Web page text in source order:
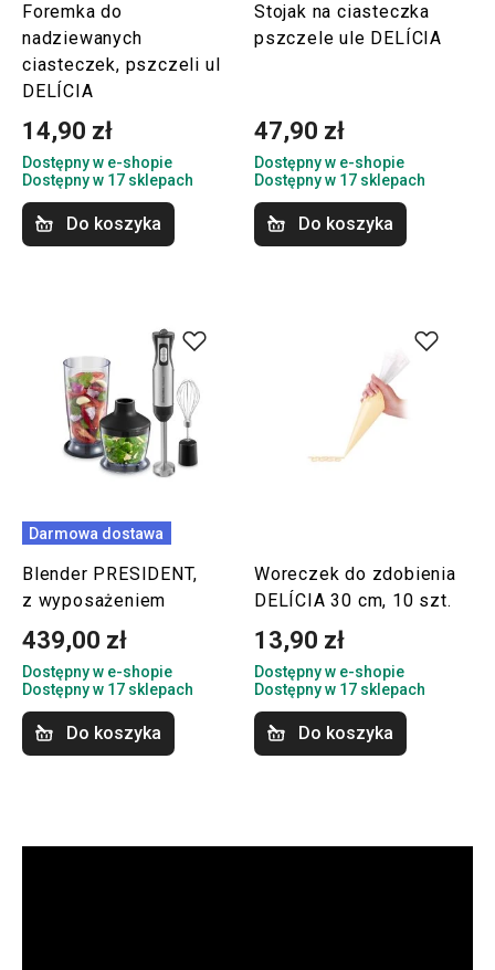
Foremka do
nadziewanych
ciasteczek, pszczeli ul
DELÍCIA
14,90 zł
Dostępny w e-shopie
Dostępny w 17 sklepach
Do koszyka
Stojak na ciasteczka
pszczele ule DELÍCIA
47,90 zł
Dostępny w e-shopie
Dostępny w 17 sklepach
Do koszyka
Darmowa dostawa
Blender PRESIDENT,
z wyposażeniem
439,00 zł
Dostępny w e-shopie
Dostępny w 17 sklepach
Do koszyka
Woreczek do zdobienia
DELÍCIA 30 cm, 10 szt.
13,90 zł
Dostępny w e-shopie
Dostępny w 17 sklepach
Do koszyka